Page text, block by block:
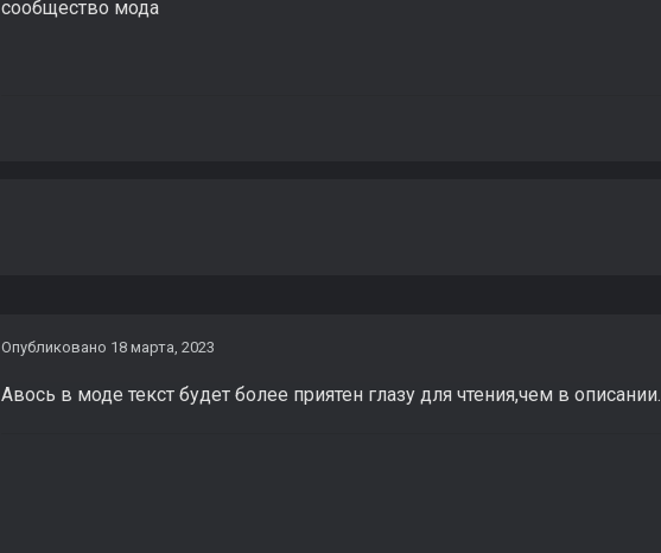
сообщество мода
Опубликовано 18 марта, 2023
Авось в моде текст будет более приятен глазу для чтения,чем в описании.